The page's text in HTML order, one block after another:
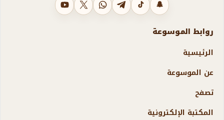
يوتيوب
X واتسابتليجرامتيك توكسناب شات
روابط الموسوعة
الرئيسية
عن الموسوعة
تصفح
المكتبة الإلكترونية